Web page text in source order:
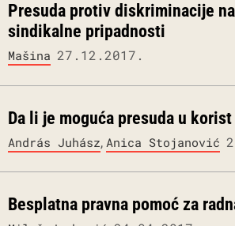
Presuda protiv diskriminacije
sindikalne pripadnosti
Mašina 27.12.2017.
Da li je moguća presuda u
András Juhász, Anica Stojanović
Besplatna pravna pomoć za